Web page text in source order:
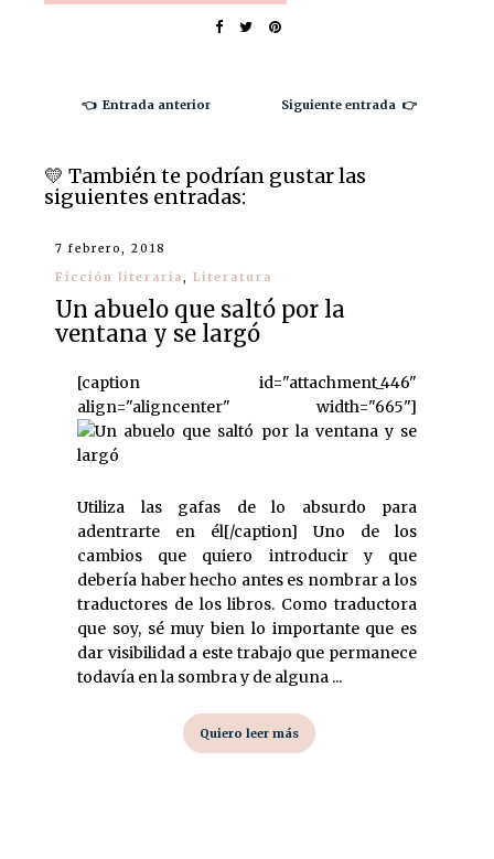
👈 Entrada anterior Siguiente entrada 👉
💛️ También te podrían gustar las
siguientes entradas:
7 febrero, 2018
Ficción literaria, Literatura
Un abuelo que saltó por la
ventana y se largó
[caption id="attachment_446"
align="aligncenter" width="665"]
Utiliza las gafas de lo absurdo para
adentrarte en él[/caption] Uno de los
cambios que quiero introducir y que
debería haber hecho antes es nombrar a los
traductores de los libros. Como traductora
que soy, sé muy bien lo importante que es
dar visibilidad a este trabajo que permanece
todavía en la sombra y de alguna ...
Quiero leer más